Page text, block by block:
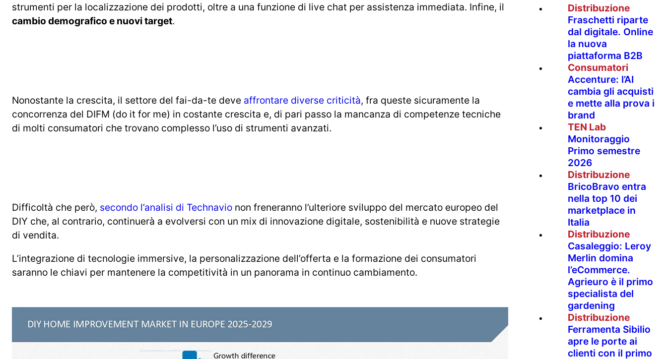
strumenti per la localizzazione dei prodotti, oltre a una funzione di live chat per assistenza immediata. Infine, il
cambio demografico e nuovi target.
Nonostante la crescita, il settore del fai-da-te deve affrontare diverse criticità, fra queste sicuramente la
concorrenza del DIFM (do it for me) in costante crescita e, di pari passo la mancanza di competenze tecniche
di molti consumatori che trovano complesso l’uso di strumenti avanzati.
Difficoltà che però, secondo l’analisi di Technavio non freneranno l’ulteriore sviluppo del mercato europeo del
DIY che, al contrario, continuerà a evolversi con un mix di innovazione digitale, sostenibilità e nuove strategie
di vendita.
L’integrazione di tecnologie immersive, la personalizzazione dell’offerta e la formazione dei consumatori
saranno le chiavi per mantenere la competitività in un panorama in continuo cambiamento.
Distribuzione
Fraschetti riparte
dal digitale. Online
la nuova
piattaforma B2B
Consumatori
Accenture: l’AI
cambia gli acquisti
e mette alla prova i
brand
TEN Lab
Monitoraggio
Primo semestre
2026
Distribuzione
BricoBravo entra
nella top 10 dei
marketplace in
Italia
Distribuzione
Casaleggio: Leroy
Merlin domina
l’eCommerce.
Agrieuro è il primo
specialista del
gardening
Distribuzione
Ferramenta Sibilio
apre le porte ai
clienti con il primo